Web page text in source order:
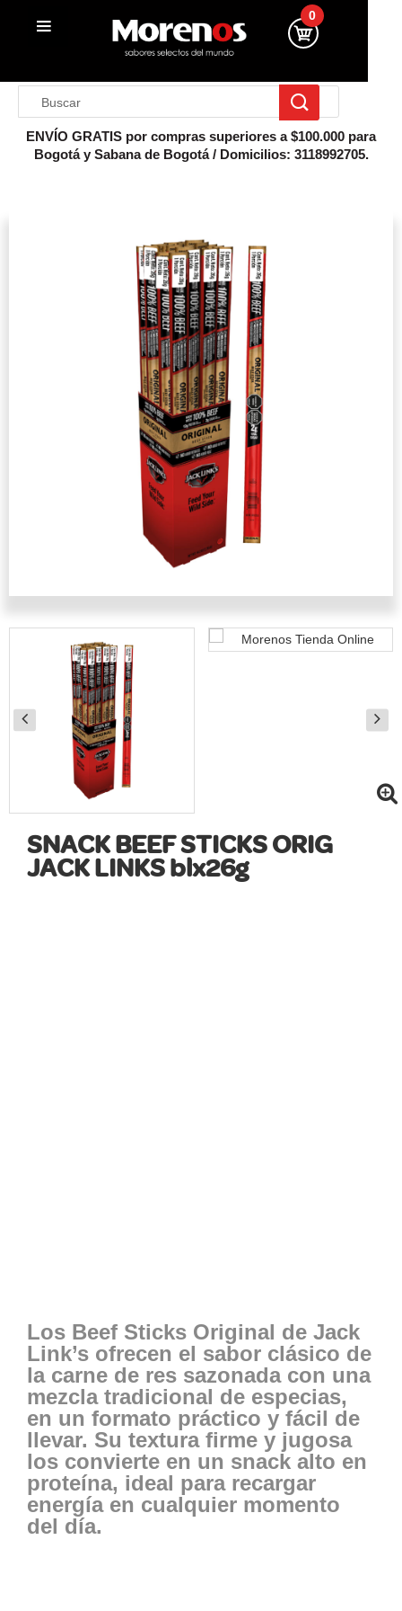
0
ENVÍO GRATIS por compras superiores a $100.000 para
Bogotá y Sabana de Bogotá / Domicilios: 3118992705.
SNACK BEEF STICKS ORIG
JACK LINKS blx26g
Los Beef Sticks Original de Jack
Link’s ofrecen el sabor clásico de
la carne de res sazonada con una
mezcla tradicional de especias,
en un formato práctico y fácil de
llevar. Su textura firme y jugosa
los convierte en un snack alto en
proteína, ideal para recargar
energía en cualquier momento
del día.